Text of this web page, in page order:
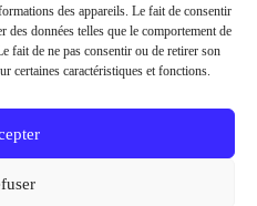
des appareils. Le fait de consentir
des données telles que le comportement de
fait de ne pas consentir ou de retirer son
certaines caractéristiques et fonctions.
Thuret
- 17h30 / Mardi et